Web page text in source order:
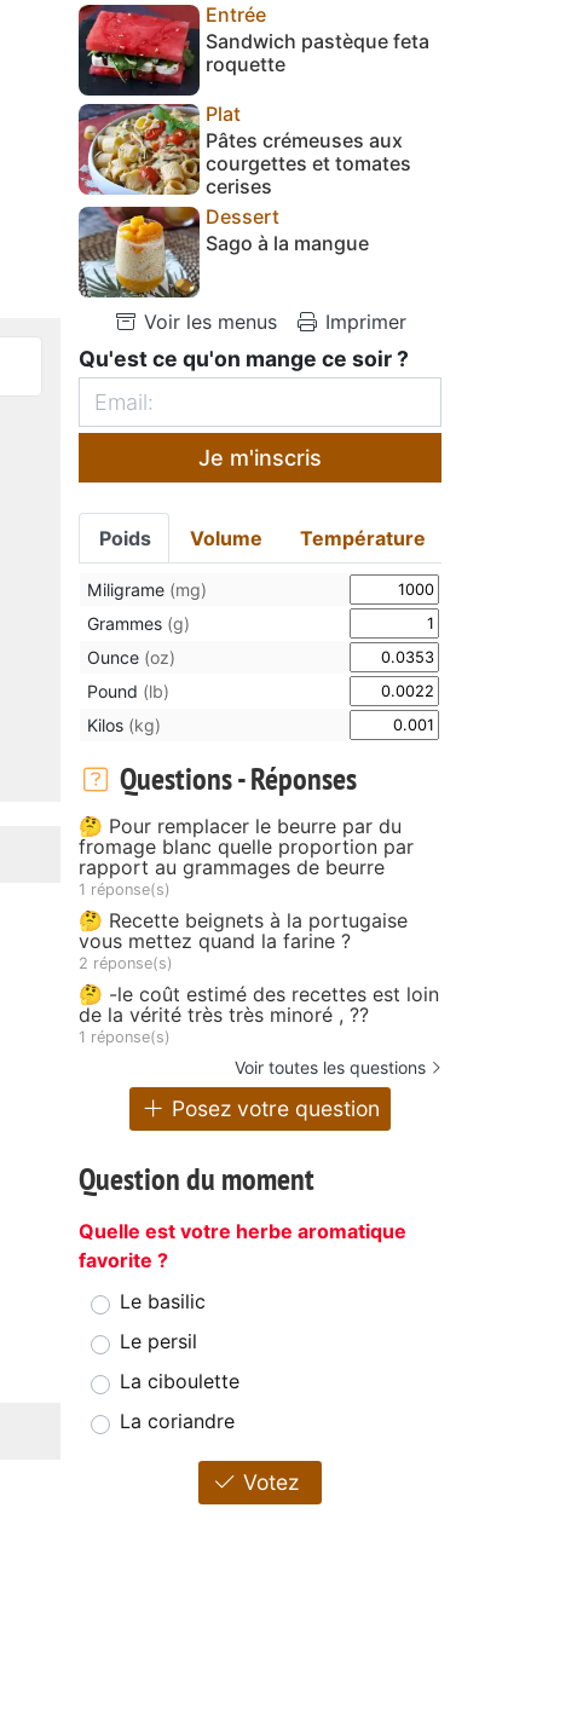
Entrée
Sandwich pastèque feta
roquette
Plat
Pâtes crémeuses aux
courgettes et tomates
cerises
Dessert
Sago à la mangue
Voir les menus Imprimer
Qu'est ce qu'on mange ce soir ?
Je m'inscris
Poids Volume Température
Miligrame (mg)
Grammes (g)
Ounce (oz)
Pound (lb)
Kilos (kg)
Questions - Réponses
🤔 Pour remplacer le beurre par du
fromage blanc quelle proportion par
rapport au grammages de beurre
1 réponse(s)
🤔 Recette beignets à la portugaise
vous mettez quand la farine ?
2 réponse(s)
🤔 -le coût estimé des recettes est loin
de la vérité très très minoré , ??
1 réponse(s)
Voir toutes les questions
Posez votre question
Question du moment
Quelle est votre herbe aromatique
favorite ?
Le basilic
Le persil
La ciboulette
La coriandre
Votez